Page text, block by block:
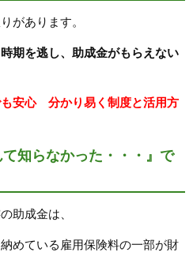
があります。
時期を逃し、助成金がもらえない
安心 分かり易く制度と活用方
て知らなかった・・・』で
助成金は、
めている雇用保険料の一部が財